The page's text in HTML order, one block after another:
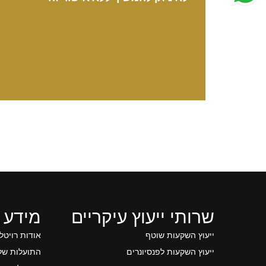
שרותי ייעוץ עיקריים
ייעוץ השקעות שוטף
ייעוץ השקעות לפנסיונרים
מידע
אודות
התועלות